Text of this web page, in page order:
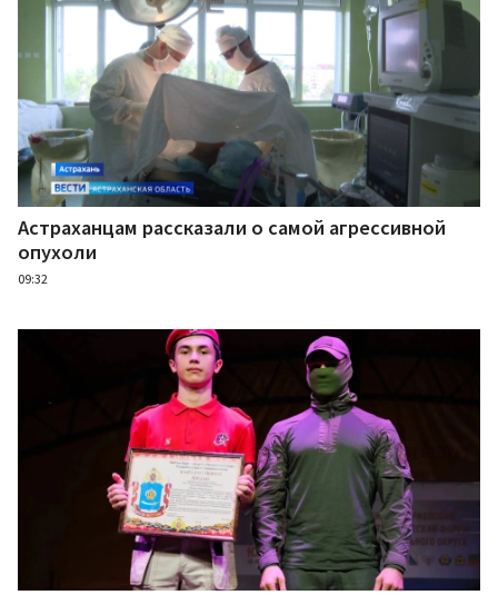
Астраханцам рассказали о самой агрессивной
опухоли
09:32